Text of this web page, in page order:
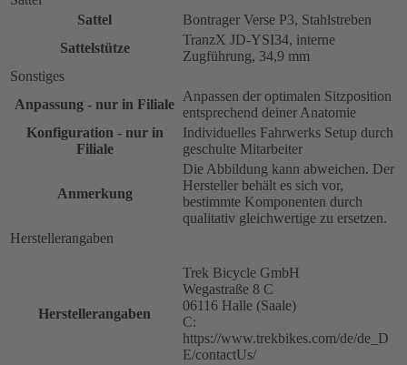
Sattel
Bontrager Verse P3, Stahlstreben
Sattelstütze
TranzX JD-YSI34, interne
Zugführung, 34,9 mm
Sonstiges
Anpassung - nur in Filiale
Anpassen der optimalen Sitzposition
entsprechend deiner Anatomie
Konfiguration - nur in
Filiale
Individuelles Fahrwerks Setup durch
geschulte Mitarbeiter
Anmerkung
Die Abbildung kann abweichen. Der
Hersteller behält es sich vor,
bestimmte Komponenten durch
qualitativ gleichwertige zu ersetzen.
Herstellerangaben
Herstellerangaben
Trek Bicycle GmbH
Wegastraße 8 C
06116 Halle (Saale)
C:
https://www.trekbikes.com/de/de_D
E/contactUs/